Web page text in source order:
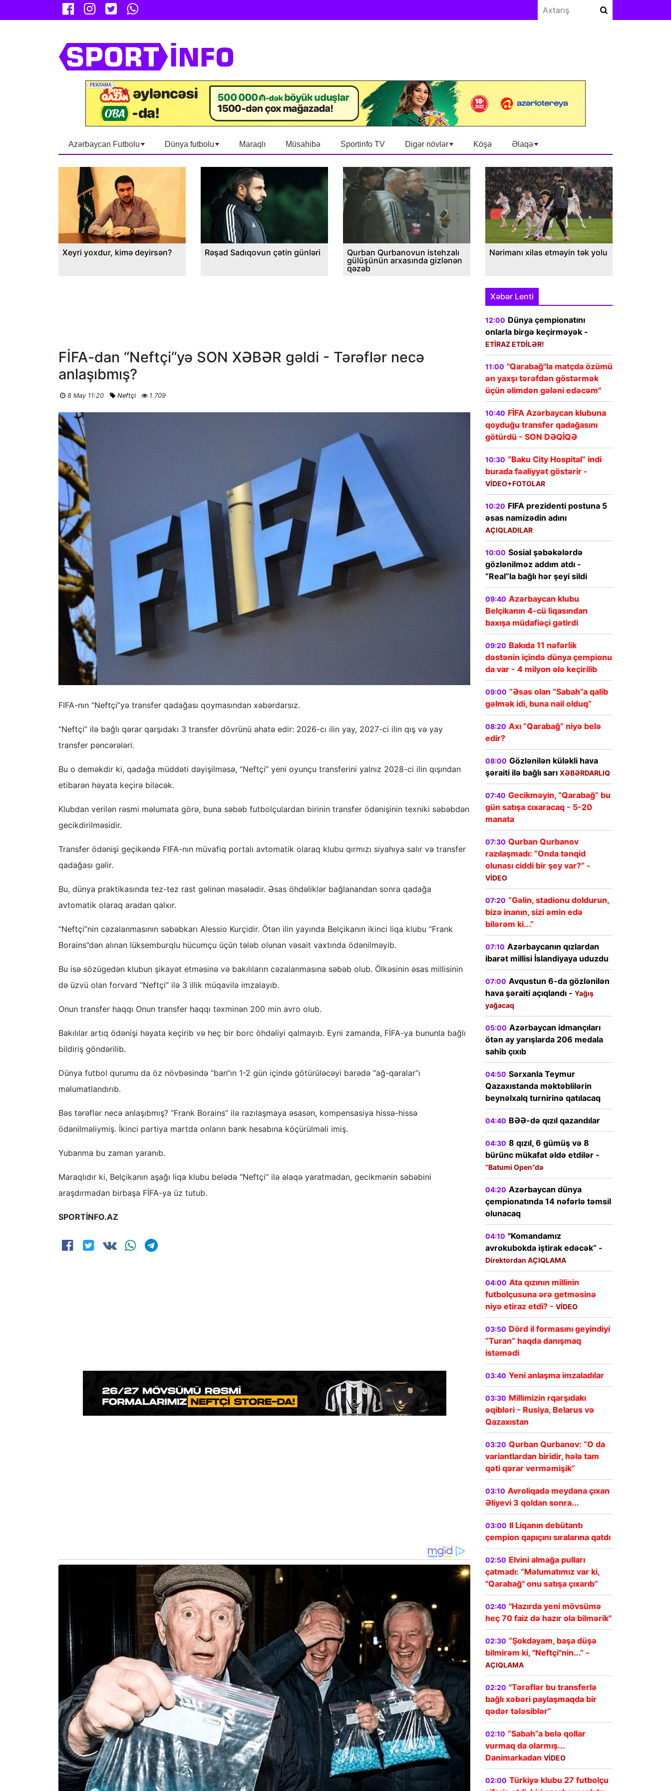
Azərbaycan Futbolu Dünya futbolu Maraqlı Müsahibə Sportinfo TV Digər növlər Köşə Əlaqə
Xeyri yoxdur, kimə deyirsən? Rəşad Sadıqovun çətin günləri
Qurban Qurbanovun istehzalı
gülüşünün arxasında gizlənən
qəzəb
Nərimanı xilas etməyin tək yolu
FİFA-dan “Neftçi“yə SON XƏBƏR gəldi - Tərəflər necə
anlaşıbmış?
8 May 11:20 Neftçi 1 709
FIFA-nın “Neftçi”yə transfer qadağası qoymasından xəbərdarsız.
“Neftçi” ilə bağlı qərar qarşıdakı 3 transfer dövrünü əhatə edir: 2026-cı ilin yay, 2027-ci ilin qış və yay
transfer pəncərələri.
Bu o deməkdir ki, qadağa müddəti dəyişilməsə, “Neftçi” yeni oyunçu transferini yalnız 2028-ci ilin qışından
etibarən həyata keçirə biləcək.
Klubdan verilən rəsmi məlumata görə, buna səbəb futbolçulardan birinin transfer ödənişinin texniki səbəbdən
gecikdirilməsidir.
Transfer ödənişi geçikəndə FIFA-nın müvafiq portalı avtomatik olaraq klubu qırmızı siyahıya salır və transfer
qadağası gəlir.
Bu, dünya praktikasında tez-tez rast gəlinən məsələdir. Əsas öhdəliklər bağlanandan sonra qadağa
avtomatik olaraq aradan qalxır.
“Neftçi”nin cəzalanmasının səbəbkarı Alessio Kurçidir. Ötən ilin yayında Belçikanın ikinci liqa klubu “Frank
Borains”dən alınan lüksemburqlu hücumçu üçün tələb olunan vəsait vaxtında ödənilməyib.
Bu isə sözügedən klubun şikayət etməsinə və bakılıların cəzalanmasına səbəb olub. Ölkəsinin əsas millisinin
də üzvü olan forvard “Neftçi” ilə 3 illik müqavilə imzalayıb.
Onun transfer haqqı Onun transfer haqqı təxminən 200 min avro olub.
Bakılılar artıq ödənişi həyata keçirib və heç bir borc öhdəliyi qalmayıb. Eyni zamanda, FİFA-ya bununla bağlı
bildiriş göndərilib.
Dünya futbol qurumu da öz növbəsində “ban“ın 1-2 gün içində götürüləcəyi barədə “ağ-qaralar“ı
məlumatlandırıb.
Bəs tərəflər necə anlaşıbmış? “Frank Borains” ilə razılaşmaya əsasən, kompensasiya hissə-hissə
ödənilməliymiş. İkinci partiya martda onların bank hesabına köçürülməli imiş.
Yubanma bu zaman yaranıb.
Maraqlıdır ki, Belçikanın aşağı liqa klubu belədə “Neftçi“ ilə əlaqə yaratmadan, gecikmənin səbəbini
araşdırmadan birbaşa FİFA-ya üz tutub.
SPORTİNFO.AZ
Xəbər Lenti
12:00 Dünya çempionatını
onlarla birgə keçirməyək -
ETİRAZ ETDİLƏR!
11:00 "Qarabağ"la matçda özümü
ən yaxşı tərəfdən göstərmək
üçün əlimdən gələni edəcəm"
10:40 FİFA Azərbaycan klubuna
qoyduğu transfer qadağasını
götürdü - SON DƏQİQƏ
10:30 “Baku City Hospital” indi
burada fəaliyyət göstərir -
VİDEO+FOTOLAR
10:20 FIFA prezidenti postuna 5
əsas namizədin adını
AÇIQLADILAR
10:00 Sosial şəbəkələrdə
gözlənilməz addım atdı -
“Real”la bağlı hər şeyi sildi
09:40 Azərbaycan klubu
Belçikanın 4-cü liqasından
baxışa müdafiəçi gətirdi
09:20 Bakıda 11 nəfərlik
dəstənin içində dünya çempionu
da var - 4 milyon ələ keçirilib
09:00 “Əsas olan “Sabah”a qalib
gəlmək idi, buna nail olduq”
08:20 Axı “Qarabağ” niyə belə
edir?
08:00 Gözlənilən küləkli hava
şəraiti ilə bağlı sarı XƏBƏRDARLIQ
07:40 Gecikməyin, “Qarabağ” bu
gün satışa cıxaracaq - 5-20
manata
07:30 Qurban Qurbanov
razılaşmadı: “Onda tənqid
olunası ciddi bir şey var?” -
VİDEO
07:20 “Gəlin, stadionu doldurun,
bizə inanın, sizi əmin edə
bilərəm ki...”
07:10 Azərbaycanın qızlardan
ibarət millisi İslandiyaya uduzdu
07:00 Avqustun 6-da gözlənilən
hava şəraiti açıqlandı - Yağış
yağacaq
05:00 Azərbaycan idmançıları
ötən ay yarışlarda 206 medala
sahib çıxıb
04:50 Sərxanla Teymur
Qazaxıstanda məktəblilərin
beynəlxalq turnirinə qatılacaq
04:40 BƏƏ-də qızıl qazandılar
04:30 8 qızıl, 6 gümüş və 8
bürünc mükafat əldə etdilər -
“Batumi Open”də
04:20 Azərbaycan dünya
çempionatında 14 nəfərlə təmsil
olunacaq
04:10 "Komandamız
avrokubokda iştirak edəcək” -
Direktordan AÇIQLAMA
04:00 Ata qızının millinin
futbolçusuna ərə getməsinə
niyə etiraz etdi? - VİDEO
03:50 Dörd il formasını geyindiyi
“Turan” haqda danışmaq
istəmədi
03:40 Yeni anlaşma imzaladılar
03:30 Millimizin rqarşıdakı
əqibləri - Rusiya, Belarus və
Qazaxıstan
03:20 Qurban Qurbanov: “O da
variantlardan biridir, hələ tam
qəti qərar verməmişik”
03:10 Avroliqada meydana çıxan
Əliyevi 3 qoldan sonra...
03:00 II Liqanın debütantı
çempion qapıçını sıralarına qatdı
02:50 Elvini almağa pulları
çatmadı: “Məlumatımız var ki,
"Qarabağ" onu satışa çıxarıb”
02:40 "Hazırda yeni mövsümə
heç 70 faiz də hazır ola bilmərik"
02:30 “Şokdayam, başa düşə
bilmirəm ki, "Neftçi"nin...” -
AÇIQLAMA
02:20 "Tərəflər bu transferlə
bağlı xəbəri paylaşmaqda bir
qədər tələsiblər”
02:10 “Sabah”a belə qollar
vurmaq da olarmış...
Danimarkadan VİDEO
02:00 Türkiyə klubu 27 futbolçu